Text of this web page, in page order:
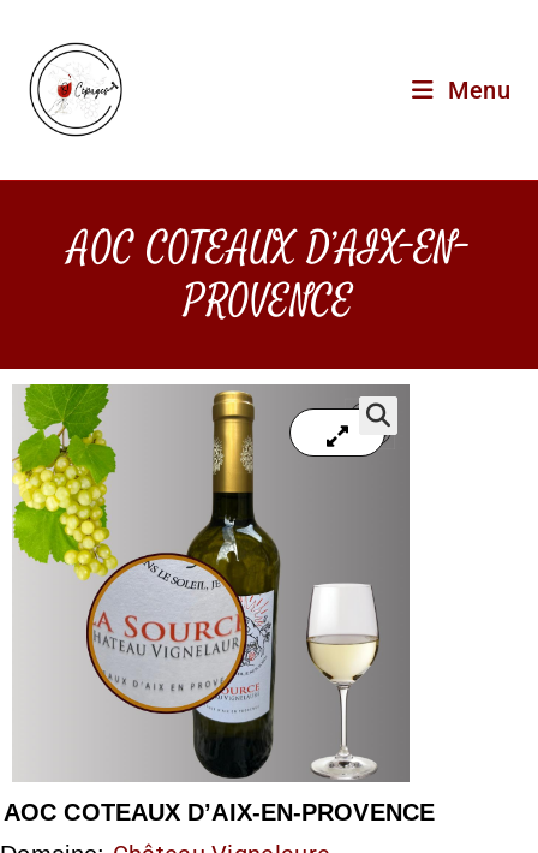
Menu
AOC COTEAUX D’AIX-EN-
PROVENCE
AOC COTEAUX D’AIX-EN-PROVENCE